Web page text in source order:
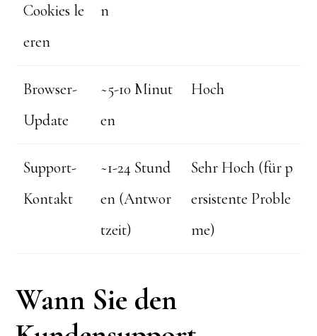
Cookies le
eren
n
Browser-
Update
~5-10 Minut
en
Hoch
Support-
Kontakt
~1-24 Stund
en (Antwor
tzeit)
Sehr Hoch (für p
ersistente Proble
me)
Wann Sie den